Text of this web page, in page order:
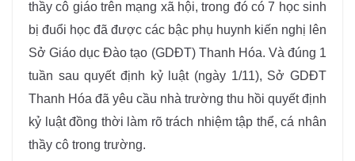
thầy cô giáo trên mạng xã hội, trong đó có 7 học sinh
bị đuổi học đã được các bậc phụ huynh kiến nghị lên
Sở Giáo dục Đào tạo (GDĐT) Thanh Hóa. Và đúng 1
tuần sau quyết định kỷ luật (ngày 1/11), Sở GDĐT
Thanh Hóa đã yêu cầu nhà trường thu hồi quyết định
kỷ luật đồng thời làm rõ trách nhiệm tập thể, cá nhân
thầy cô trong trường.